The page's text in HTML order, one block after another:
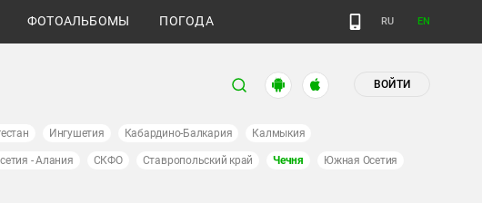
ФОТОАЛЬБОМЫ ПОГОДА RU EN
ВОЙТИ
Ингушетия Кабардино-Балкария Калмыкия
- Алания СКФО Ставропольский край Чечня Южная Осетия